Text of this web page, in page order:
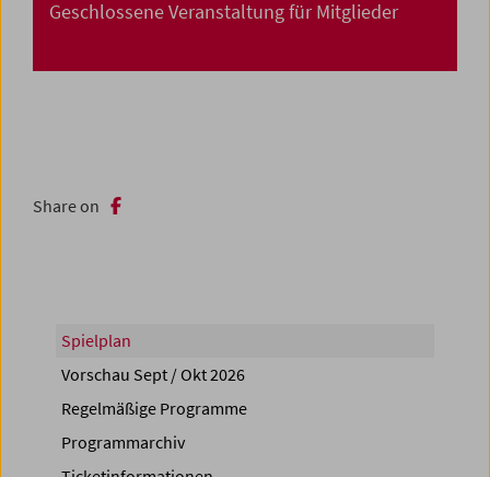
Geschlossene Veranstaltung für Mitglieder
Share on
Spielplan
Vorschau Sept / Okt 2026
Regelmäßige Programme
Programmarchiv